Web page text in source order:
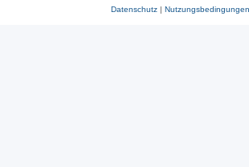
Datenschutz| Nutzungsbedingungen